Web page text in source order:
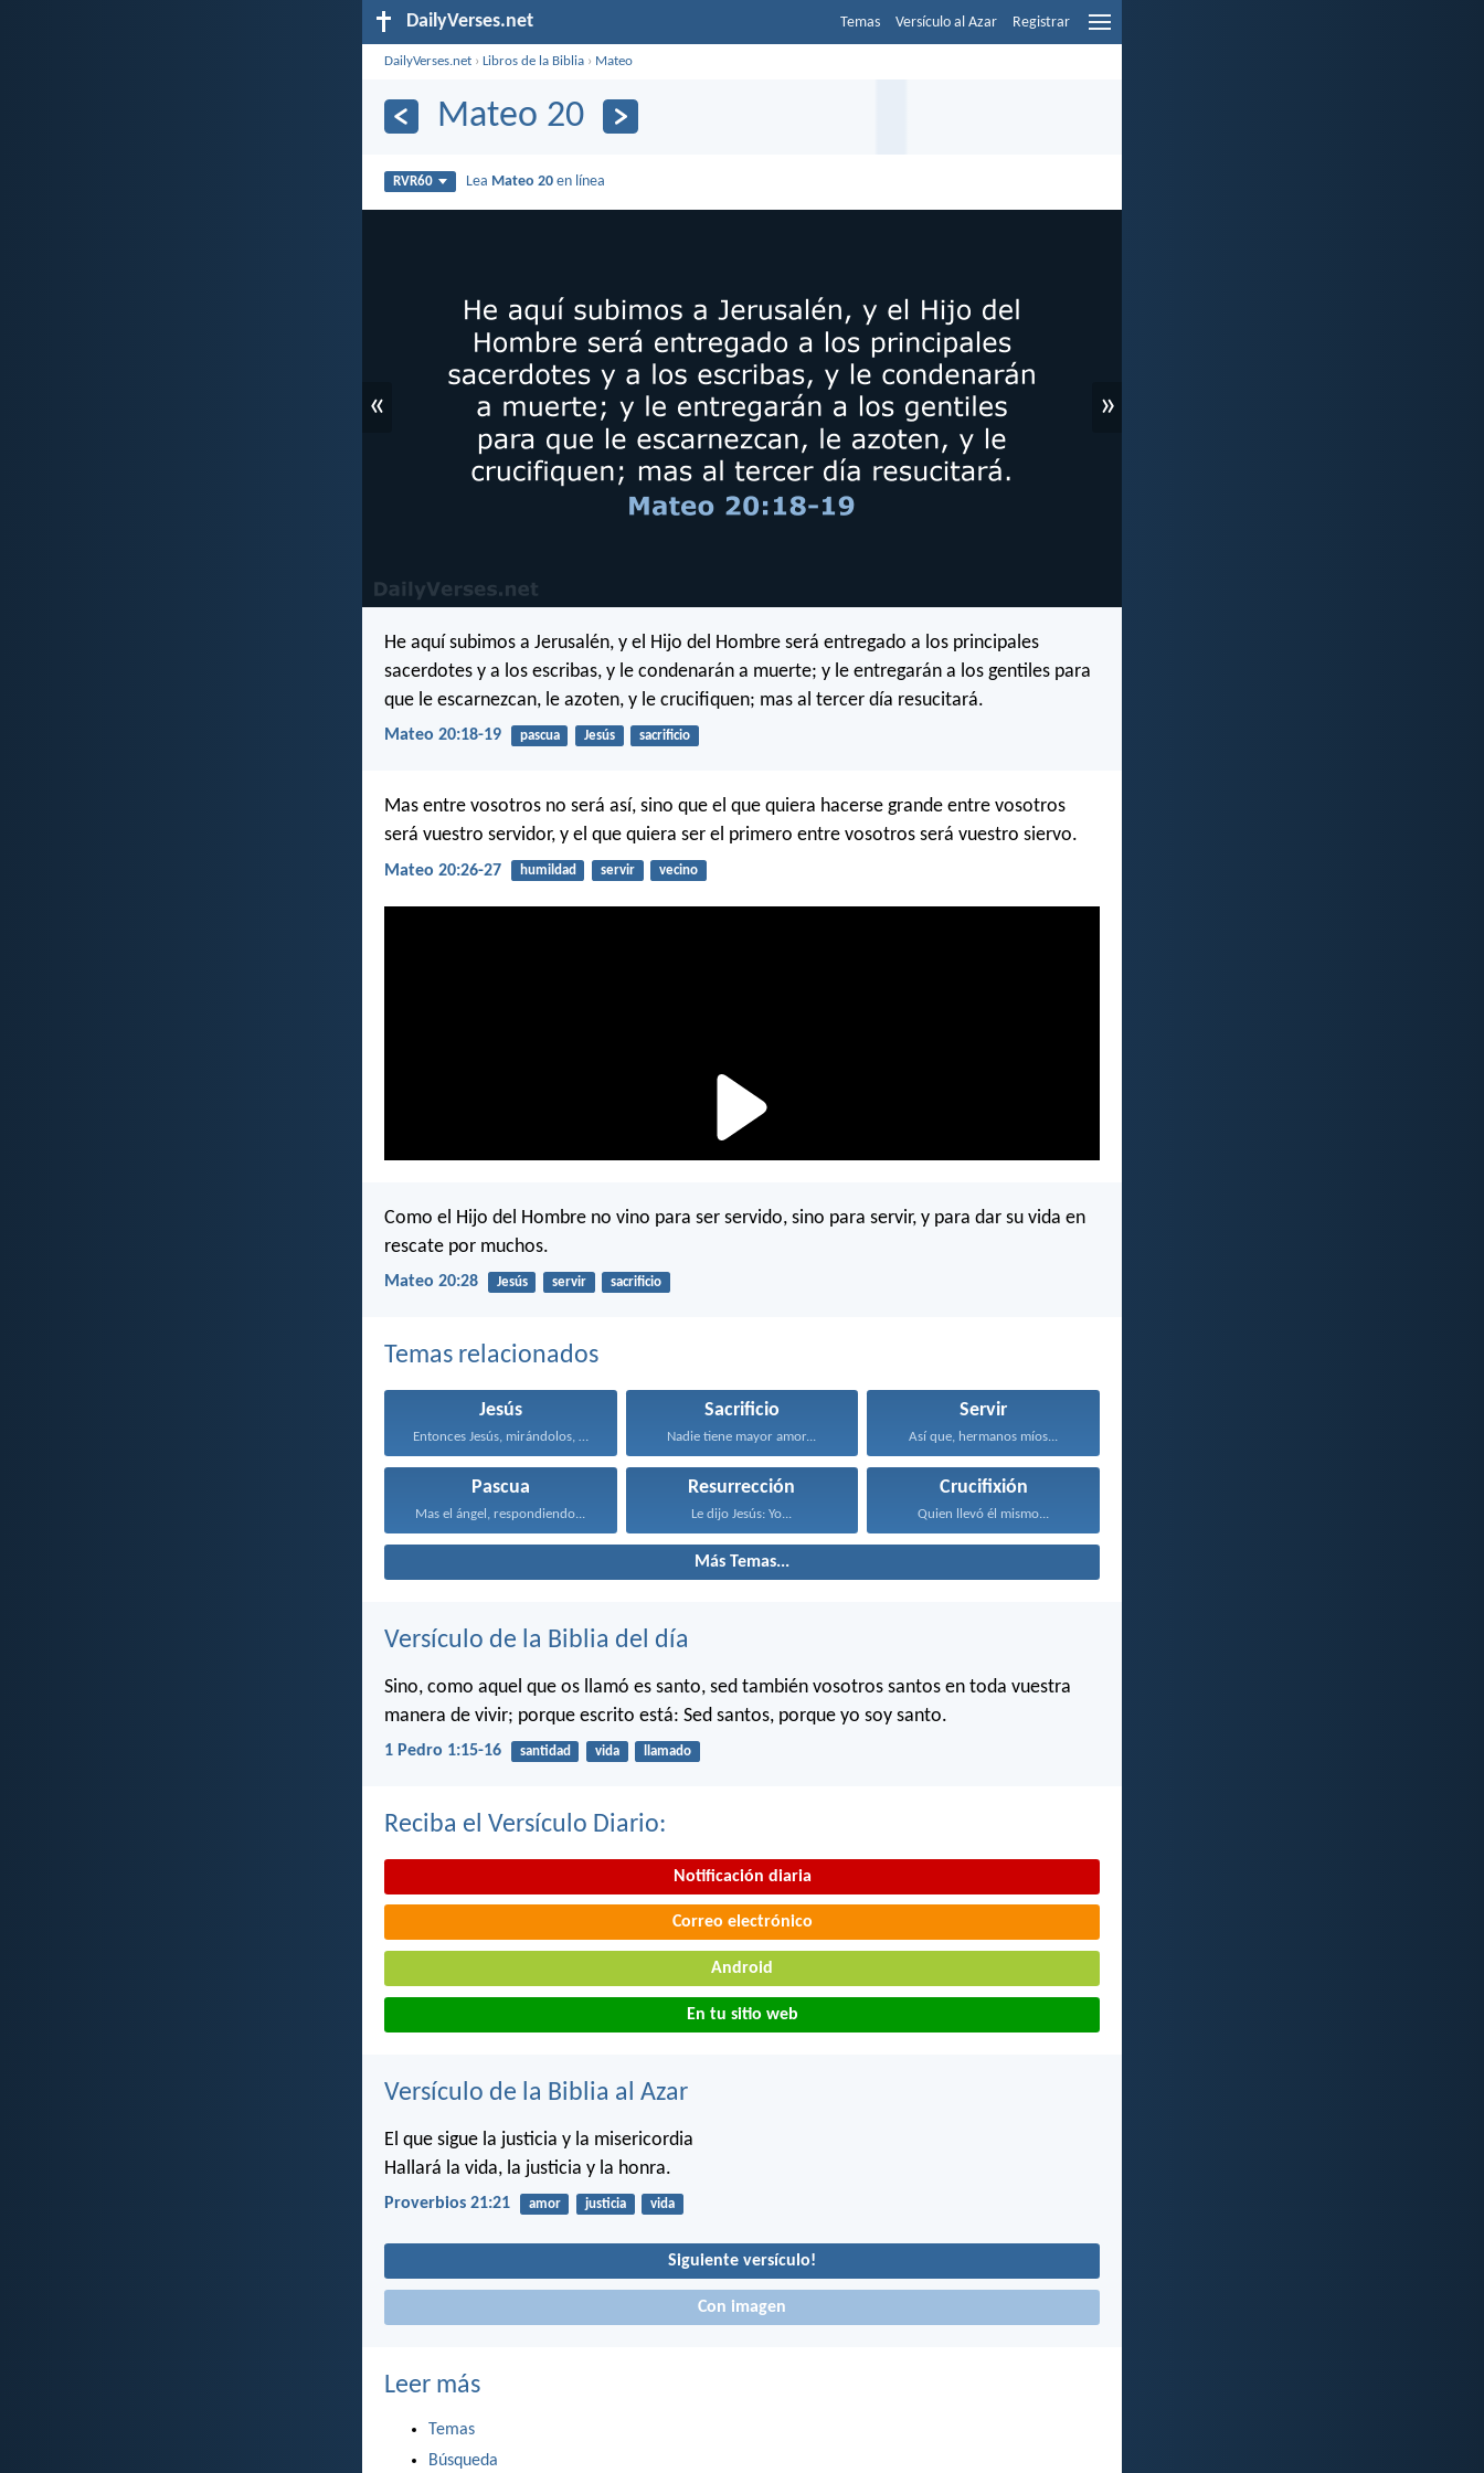
DailyVerses.net Temas Versículo al Azar Registrar
DailyVerses.net ›Libros de la Biblia › Mateo
Mateo 20
RVR60 Lea Mateo 20 en línea
« »
He aquí subimos a Jerusalén, y el Hijo del Hombre será entregado a los principales
sacerdotes y a los escribas, y le condenarán a muerte; y le entregarán a los gentiles para
que le escarnezcan, le azoten, y le crucifiquen; mas al tercer día resucitará.
Mateo 20:18-19 pascua Jesús sacrificio
Mas entre vosotros no será así, sino que el que quiera hacerse grande entre vosotros
será vuestro servidor, y el que quiera ser el primero entre vosotros será vuestro siervo.
Mateo 20:26-27 humildad servir vecino
Como el Hijo del Hombre no vino para ser servido, sino para servir, y para dar su vida en
rescate por muchos.
Mateo 20:28 Jesús servir sacrificio
Temas relacionados
Jesús
Entonces Jesús, mirándolos, dijo...
Sacrificio
Nadie tiene mayor amor...
Servir
Así que, hermanos míos...
Pascua
Mas el ángel, respondiendo...
Resurrección
Le dijo Jesús: Yo...
Crucifixión
Quien llevó él mismo...
Más Temas...
Versículo de la Biblia del día
Sino, como aquel que os llamó es santo, sed también vosotros santos en toda vuestra
manera de vivir; porque escrito está: Sed santos, porque yo soy santo.
1 Pedro 1:15-16 santidad vida llamado
Reciba el Versículo Diario:
Notificación diaria
Correo electrónico
Android
En tu sitio web
Versículo de la Biblia al Azar
El que sigue la justicia y la misericordia
Hallará la vida, la justicia y la honra.
Proverbios 21:21 amor justicia vida
Siguiente versículo!
Con imagen
Leer más
Temas
Búsqueda